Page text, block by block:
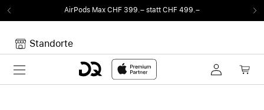
AirPods Max CHF 399.– statt CHF 499.–
Standorte
Toggle navigation